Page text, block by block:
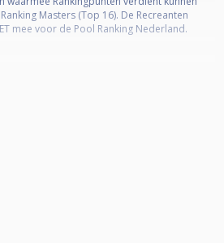
Masters (Top 16). De Recreanten
mee voor de Pool Ranking Nederland.